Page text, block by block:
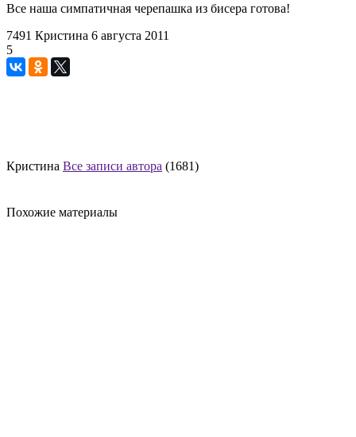
Все наша симпатичная черепашка из бисера готова!
7491 Кристина 6 августа 2011
5
Кристина Все записи автора (1681)
Похожие материалы